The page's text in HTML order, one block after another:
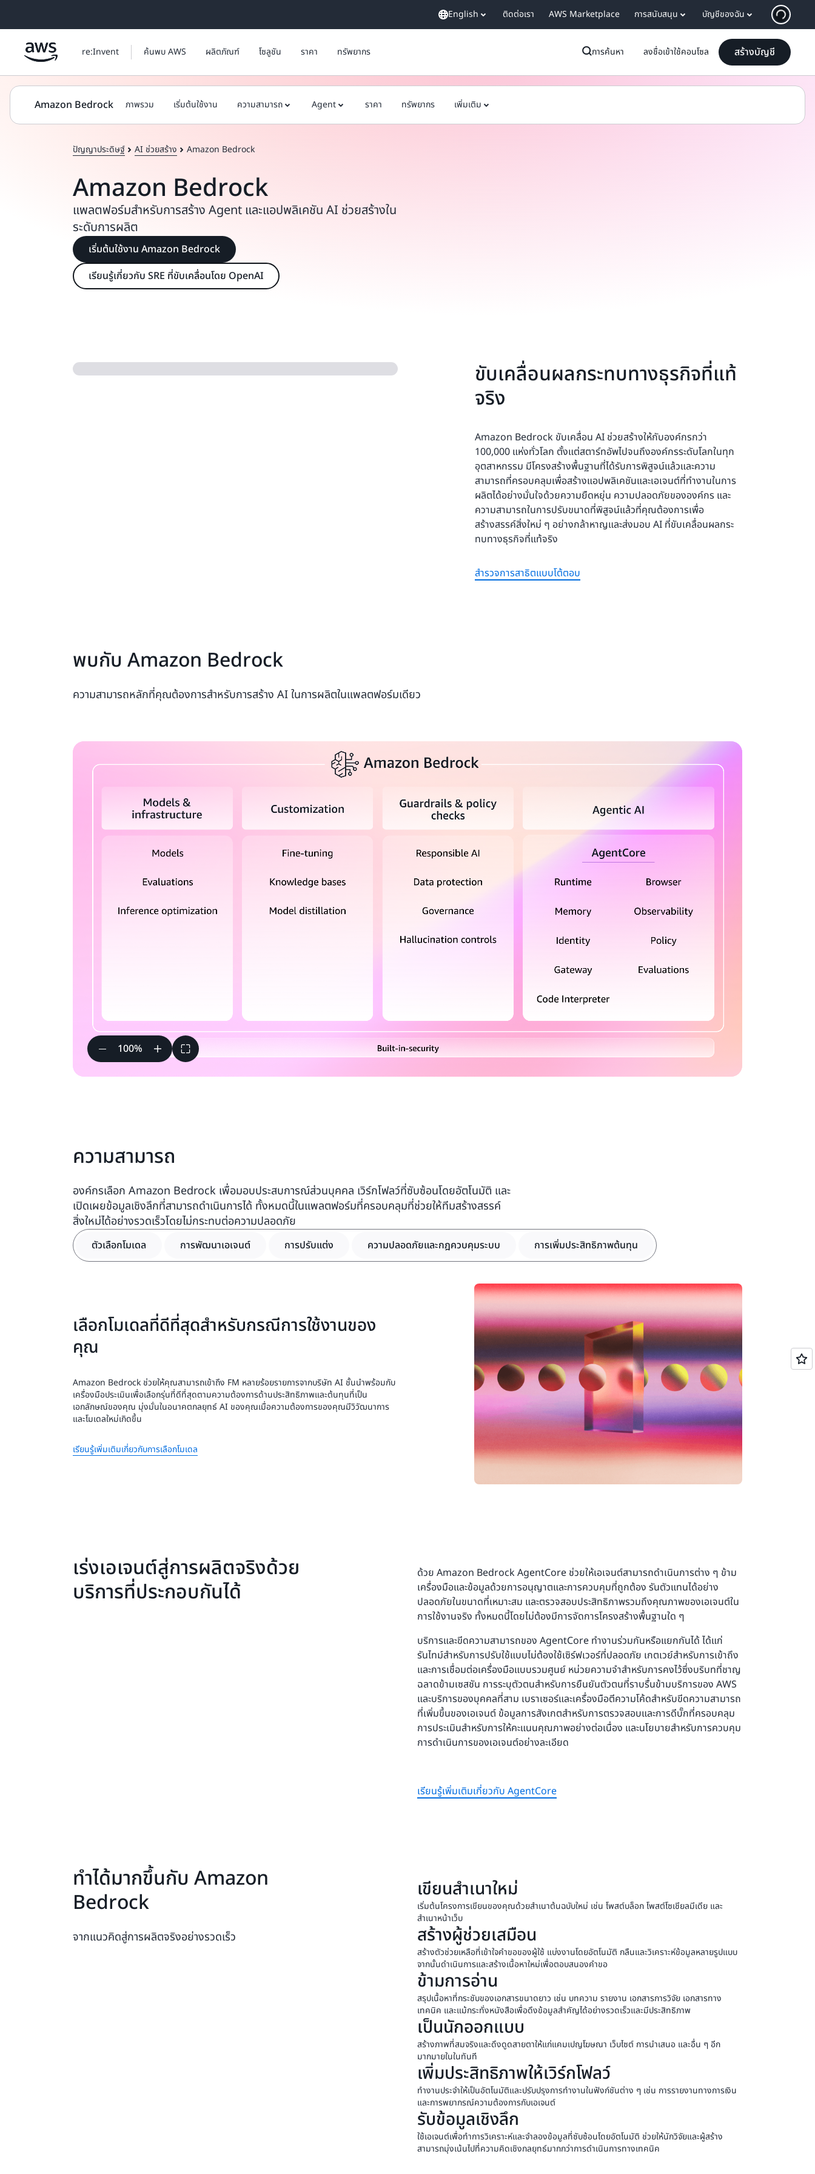
English ติดต่อเรา AWS Marketplace การสนับสนุน บัญชีของฉัน
re:Invent ค้นพบ AWS ผลิตภัณฑ์ โซลูชัน ราคา ทรัพยากร การค้นหา ลงชื่อเข้าใช้คอนโซล สร้างบัญชี
Amazon Bedrock ภาพรวม เริ่มต้นใช้งาน ความสามารถ Agent ราคา ทรัพยากร เพิ่มเติม
ปัญญาประดิษฐ์ AI ช่วยสร้าง Amazon Bedrock
Amazon Bedrock
แพลตฟอร์มสำหรับการสร้าง Agent และแอปพลิเคชัน AI ช่วยสร้างใน
ระดับการผลิต
เริ่มต้นใช้งาน Amazon Bedrock
เรียนรู้เกี่ยวกับ SRE ที่ขับเคลื่อนโดย OpenAI
ขับเคลื่อนผลกระทบทางธุรกิจที่แท้
จริง
Amazon Bedrock ขับเคลื่อน AI ช่วยสร้างให้กับองค์กรกว่า
100,000 แห่งทั่วโลก ตั้งแต่สตาร์ทอัพไปจนถึงองค์กรระดับโลกในทุก
อุตสาหกรรม มีโครงสร้างพื้นฐานที่ได้รับการพิสูจน์แล้วและความ
สามารถที่ครอบคลุมเพื่อสร้างแอปพลิเคชันและเอเจนต์ที่ทำงานในการ
ผลิตได้อย่างมั่นใจด้วยความยืดหยุ่น ความปลอดภัยขององค์กร และ
ความสามารถในการปรับขนาดที่พิสูจน์แล้วที่คุณต้องการเพื่อ
สร้างสรรค์สิ่งใหม่ ๆ อย่างกล้าหาญและส่งมอบ AI ที่ขับเคลื่อนผลกระ
ทบทางธุรกิจที่แท้จริง
สำรวจการสาธิตแบบโต้ตอบ
พบกับ Amazon Bedrock
ความสามารถหลักที่คุณต้องการสำหรับการสร้าง AI ในการผลิตในแพลตฟอร์มเดียว
100%
ความสามารถ
องค์กรเลือก Amazon Bedrock เพื่อมอบประสบการณ์ส่วนบุคคล เวิร์กโฟลว์ที่ซับซ้อนโดยอัตโนมัติ และ
เปิดเผยข้อมูลเชิงลึกที่สามารถดำเนินการได้ ทั้งหมดนี้ในแพลตฟอร์มที่ครอบคลุมที่ช่วยให้ทีมสร้างสรรค์
สิ่งใหม่ได้อย่างรวดเร็วโดยไม่กระทบต่อความปลอดภัย
ตัวเลือกโมเดล การพัฒนาเอเจนต์ การปรับแต่ง ความปลอดภัยและกฎควบคุมระบบ การเพิ่มประสิทธิภาพต้นทุน
เลือกโมเดลที่ดีที่สุดสำหรับกรณีการใช้งานของ
คุณ
Amazon Bedrock ช่วยให้คุณสามารถเข้าถึง FM หลายร้อยรายการจากบริษัท AI ชั้นนำพร้อมกับ
เครื่องมือประเมินเพื่อเลือกรุ่นที่ดีที่สุดตามความต้องการด้านประสิทธิภาพและต้นทุนที่เป็น
เอกลักษณ์ของคุณ มุ่งมั่นในอนาคตกลยุทธ์ AI ของคุณเมื่อความต้องการของคุณมีวิวัฒนาการ
และโมเดลใหม่เกิดขึ้น
เรียนรู้เพิ่มเติมเกี่ยวกับการเลือกโมเดล
เร่งเอเจนต์สู่การผลิตจริงด้วย
บริการที่ประกอบกันได้
ด้วย Amazon Bedrock AgentCore ช่วยให้เอเจนต์สามารถดำเนินการต่าง ๆ ข้าม
เครื่องมือและข้อมูลด้วยการอนุญาตและการควบคุมที่ถูกต้อง รันตัวแทนได้อย่าง
ปลอดภัยในขนาดที่เหมาะสม และตรวจสอบประสิทธิภาพรวมถึงคุณภาพของเอเจนต์ใน
การใช้งานจริง ทั้งหมดนี้โดยไม่ต้องมีการจัดการโครงสร้างพื้นฐานใด ๆ
บริการและขีดความสามารถของ AgentCore ทำงานร่วมกันหรือแยกกันได้ ได้แก่
รันไทม์สำหรับการปรับใช้แบบไม่ต้องใช้เซิร์ฟเวอร์ที่ปลอดภัย เกตเวย์สำหรับการเข้าถึง
และการเชื่อมต่อเครื่องมือแบบรวมศูนย์ หน่วยความจำสำหรับการคงไว้ซึ่งบริบทที่ชาญ
ฉลาดข้ามเซสชัน การระบุตัวตนสำหรับการยืนยันตัวตนที่ราบรื่นข้ามบริการของ AWS
และบริการของบุคคลที่สาม เบราเซอร์และเครื่องมือตีความโค้ดสำหรับขีดความสามารถ
ที่เพิ่มขึ้นของเอเจนต์ ข้อมูลการสังเกตสำหรับการตรวจสอบและการดีบั๊กที่ครอบคลุม
การประเมินสำหรับการให้คะแนนคุณภาพอย่างต่อเนื่อง และนโยบายสำหรับการควบคุม
การดำเนินการของเอเจนต์อย่างละเอียด
เรียนรู้เพิ่มเติมเกี่ยวกับ AgentCore
ทำได้มากขึ้นกับ Amazon
Bedrock
จากแนวคิดสู่การผลิตจริงอย่างรวดเร็ว
เขียนสำเนาใหม่
เริ่มต้นโครงการเขียนของคุณด้วยสำเนาต้นฉบับใหม่ เช่น โพสต์บล็อก โพสต์โซเชียลมีเดีย และ
สำเนาหน้าเว็บ
สร้างผู้ช่วยเสมือน
สร้างตัวช่วยเหลือที่เข้าใจคำขอของผู้ใช้ แบ่งงานโดยอัตโนมัติ กลืนและวิเคราะห์ข้อมูลหลายรูปแบบ
จากนั้นดำเนินการและสร้างเนื้อหาใหม่เพื่อตอบสนองคำขอ
ข้ามการอ่าน
สรุปเนื้อหาที่กระชับของเอกสารขนาดยาว เช่น บทความ รายงาน เอกสารการวิจัย เอกสารทาง
เทคนิค และแม้กระทั่งหนังสือเพื่อดึงข้อมูลสําคัญได้อย่างรวดเร็วและมีประสิทธิภาพ
เป็นนักออกแบบ
สร้างภาพที่สมจริงและดึงดูดสายตาให้แก่แคมเปญโฆษณา เว็บไซต์ การนำเสนอ และอื่น ๆ อีก
มากมายในในทันที
เพิ่มประสิทธิภาพให้เวิร์กโฟลว์
ทำงานประจำให้เป็นอัตโนมัติและปรับปรุงการทำงานในฟังก์ชันต่าง ๆ เช่น การรายงานทางการเงิน
และการพยากรณ์ความต้องการกับเอเจนต์
รับข้อมูลเชิงลึก
ใช้เอเจนต์เพื่อทำการวิเคราะห์และจำลองข้อมูลที่ซับซ้อนโดยอัตโนมัติ ช่วยให้นักวิจัยและผู้สร้าง
สามารถมุ่งเน้นไปที่ความคิดเชิงกลยุทธ์มากกว่าการดำเนินการทางเทคนิค